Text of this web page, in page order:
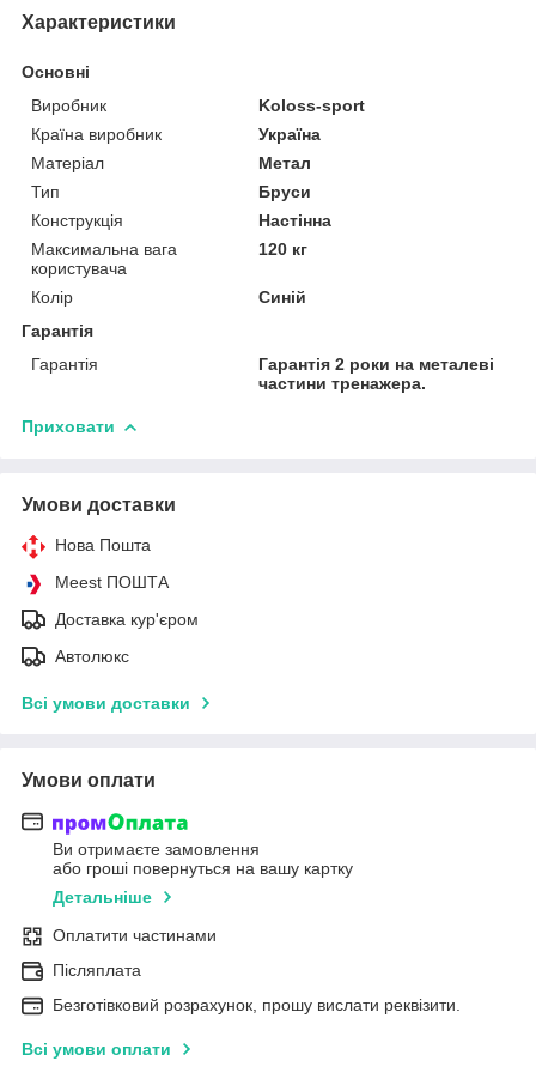
Характеристики
Основні
Виробник
Koloss-sport
Країна виробник
Україна
Матеріал
Метал
Тип
Бруси
Конструкція
Настінна
Максимальна вага
користувача
120 кг
Колір
Синій
Гарантія
Гарантія
Гарантія 2 роки на металеві
частини тренажера.
Приховати
Умови доставки
Нова Пошта
Meest ПОШТА
Доставка кур'єром
Автолюкс
Всі умови доставки
Умови оплати
Ви отримаєте замовлення
або гроші повернуться на вашу картку
Детальніше
Оплатити частинами
Післяплата
Безготівковий розрахунок, прошу вислати реквізити.
Всі умови оплати